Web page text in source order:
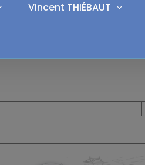
Vincent THIÉBAUT